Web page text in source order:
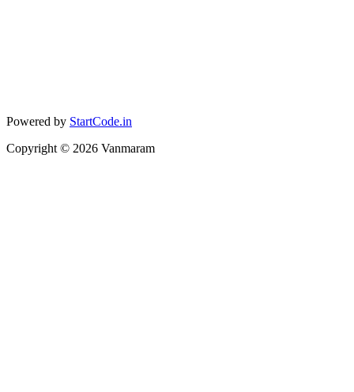
Powered by StartCode.in
Copyright © 2026 Vanmaram